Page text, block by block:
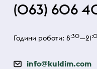
(063) 606
Години роботи: 8:30—21
info@kuldim.com